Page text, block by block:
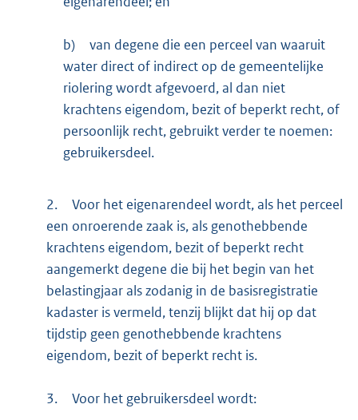
b)
van degene die een perceel van waaruit
water direct of indirect op de gemeentelijke
riolering wordt afgevoerd, al dan niet
krachtens eigendom, bezit of beperkt recht, of
persoonlijk recht, gebruikt verder te noemen:
gebruikersdeel.
2.
Voor het eigenarendeel wordt, als het perceel
een onroerende zaak is, als genothebbende
krachtens eigendom, bezit of beperkt recht
aangemerkt degene die bij het begin van het
belastingjaar als zodanig in de basisregistratie
kadaster is vermeld, tenzij blijkt dat hij op dat
tijdstip geen genothebbende krachtens
eigendom, bezit of beperkt recht is.
3. Voor het gebruikersdeel wordt: